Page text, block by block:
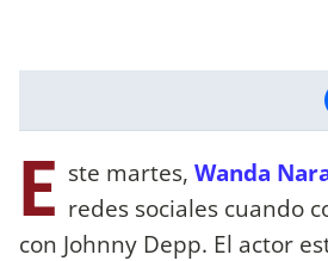
E ste martes, Wanda
redes sociales cuando
con Johnny Depp. El actor